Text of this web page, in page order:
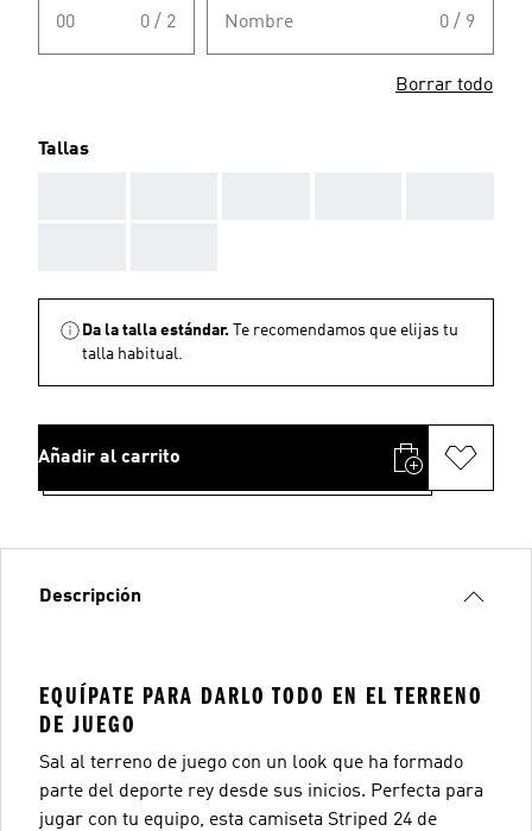
00 0 / 2 Nombre 0 / 9
Borrar todo
Tallas
Da la talla estándar.
Te recomendamos que elijas tu
talla habitual.
Añadir al carrito
Descripción
EQUÍPATE PARA DARLO TODO EN EL TERRENO
DE JUEGO
Sal al terreno de juego con un look que ha formado
parte del deporte rey desde sus inicios. Perfecta para
jugar con tu equipo, esta camiseta Striped 24 de